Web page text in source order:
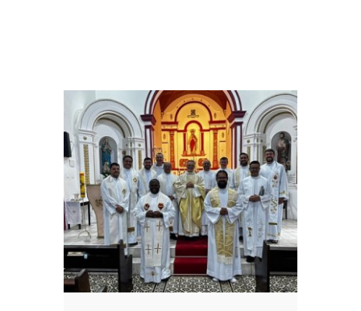
Conteúdo Relacionadas